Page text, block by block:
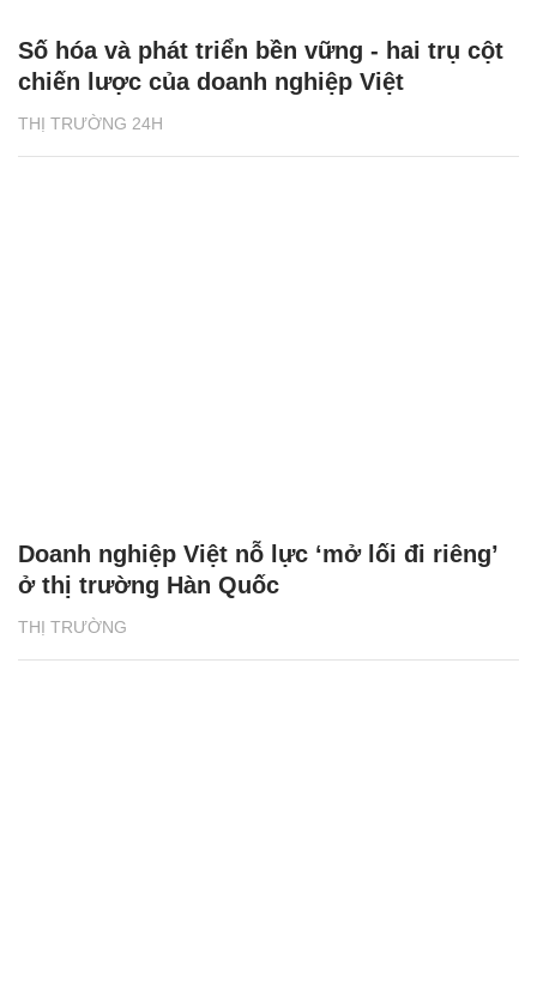
THỊ TRƯỜNG 24H
Số hóa và phát triển bền vững - hai trụ cột
chiến lược của doanh nghiệp Việt
THỊ TRƯỜNG
Doanh nghiệp Việt nỗ lực ‘mở lối đi riêng’
ở thị trường Hàn Quốc